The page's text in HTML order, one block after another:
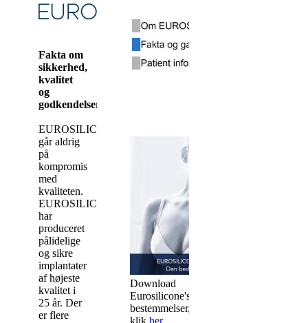
Fakta om
sikkerhed,
kvalitet
og
godkendelser:
EUROSILICONE
går aldrig
på
kompromis
med
kvaliteten.
EUROSILICONE
har
produceret
pålidelige
og sikre
implantater
af højeste
kvalitet i
25 år. Der
er flere
Download
Eurosilicone's garanti
bestemmelser,